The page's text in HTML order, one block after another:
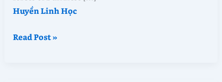
Huyền Linh Học
Chia
Read Post »